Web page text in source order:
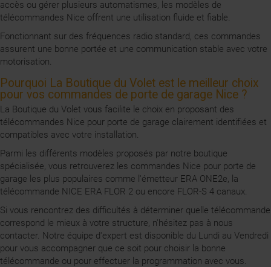
accès ou gérer plusieurs automatismes, les modèles de
télécommandes Nice offrent une utilisation fluide et fiable.
Fonctionnant sur des fréquences radio standard, ces commandes
assurent une bonne portée et une communication stable avec votre
motorisation.
Pourquoi La Boutique du Volet est le meilleur choix
pour vos commandes de porte de garage Nice ?
La Boutique du Volet vous facilite le choix en proposant des
télécommandes Nice pour porte de garage clairement identifiées et
compatibles avec votre installation.
Parmi les différents modèles proposés par notre boutique
spécialisée, vous retrouverez les commandes Nice pour porte de
garage les plus populaires comme l'émetteur ERA ONE2e, la
télécommande NICE ERA FLOR 2 ou encore FLOR-S 4 canaux.
Si vous rencontrez des difficultés à déterminer quelle télécommande
correspond le mieux à votre structure, n'hésitez pas à nous
contacter. Notre équipe d'expert est disponible du Lundi au Vendredi
pour vous accompagner que ce soit pour choisir la bonne
télécommande ou pour effectuer la programmation avec vous.